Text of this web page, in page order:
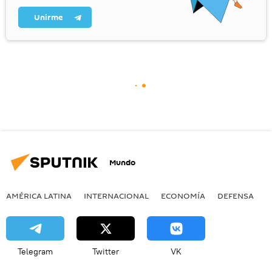
Unirme
Mundo
AMÉRICA LATINA INTERNACIONAL ECONOMÍA DEFENSA
Telegram Twitter VK